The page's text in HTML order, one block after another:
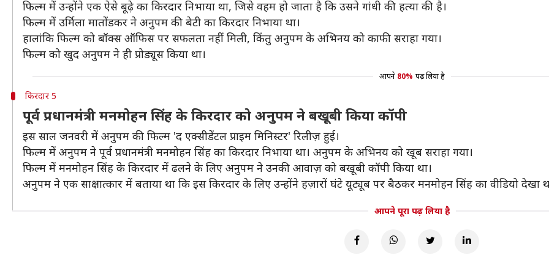
फिल्म में उन्होंने एक ऐसे बूढ़े का किरदार निभाया था, जिसे वहम हो जाता है कि उसने गांधी की हत्या की है।
फिल्म में उर्मिला मातोंडकर ने अनुपम की बेटी का किरदार निभाया था।
हालांकि फिल्म को बॉक्स ऑफिस पर सफलता नहीं मिली, किंतु अनुपम के अभिनय को काफी सराहा गया।
फिल्म को खुद अनुपम ने ही प्रोड्यूस किया था।
आपने 80% पढ़ लिया है
किरदार 5
पूर्व प्रधानमंत्री मनमोहन सिंह के किरदार को अनुपम ने बखूबी किया कॉपी
इस साल जनवरी में अनुपम की फिल्म 'द एक्सीडेंटल प्राइम मिनिस्टर' रिलीज़ हुई।
फिल्म में अनुपम ने पूर्व प्रधानमंत्री मनमोहन सिंह का किरदार निभाया था। अनुपम के अभिनय को खूब सराहा गया।
फिल्म में मनमोहन सिंह के किरदार में ढलने के लिए अनुपम ने उनकी आवाज़ को बखूबी कॉपी किया था।
अनुपम ने एक साक्षात्कार में बताया था कि इस किरदार के लिए उन्होंने हज़ारों घंटे यूट्यूब पर बैठकर मनमोहन सिंह का वीडियो देखा
आपने पूरा पढ़ लिया है